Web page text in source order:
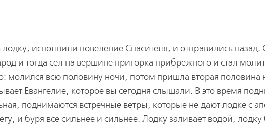
лодку, исполнили повеление Спасителя, и отправились назад.
и тогда сел на вершине пригорка прибрежного и стал
молился всю половину ночи, потом пришла вторая половина
Евангелие, которое вы сегодня слышали. В это время
поднимаются встречные ветры, которые не дают лодке с
и буря все сильнее и сильнее. Лодку заливает водой, лодку